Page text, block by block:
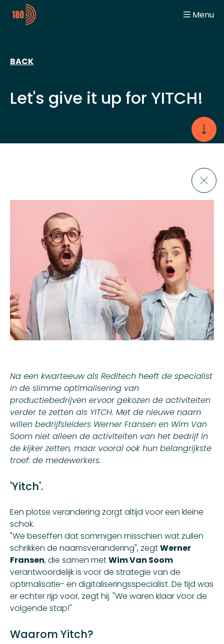
Menu
General
Student
BACK
Let's give it up for YITCH!
Na een kwarteeuw als Reditech heeft de specialist
in de slimme optimalisering van
productiebedrijven ervoor gekozen de activiteiten
verder te zetten als YITCH. Met de nieuwe naam
willen bedrijfsleiders Werner Fransen en Wim Van
Soom niet alleen de activiteiten van het bedrijf in
de kijker zetten, maar vooral ook hun belangrijkste
troef: de medewerkers.
'Yitch'.
Een plotse verandering zorgt altijd voor een kleine
schok.
"We beseffen dat sommigen misschien wat zullen
schrikken de naamsverandering", zegtWerner
Fransen, die samen metWim Van Soom
verantwoordelijk is voor de strategie van de
optimalisatie- en digitaliseringsspecialist. De tijd was
er echter rijp voor, zegt hij. "We waren klaar voor de
volgende stap!"
Waarom Yitch?